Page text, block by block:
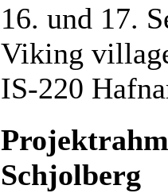
16. und 17.
Viking
IS-220
Schjolberg